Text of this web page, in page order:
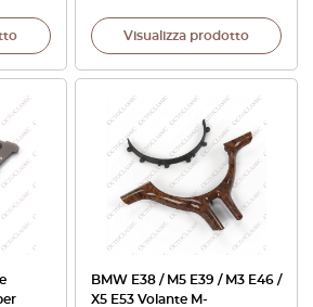
Visualizza prodotto
BMW E38 / M5 E39 / M3 E46 /
X5 E53 Volante M-